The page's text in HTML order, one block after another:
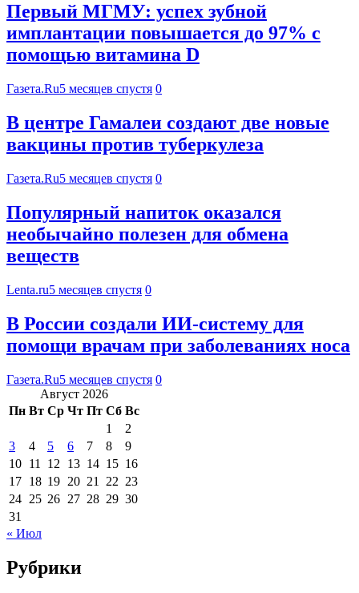
Первый МГМУ: успех зубной
имплантации повышается до 97% с
помощью витамина D
Газета.Ru5 месяцев спустя 0
В центре Гамалеи создают две новые
вакцины против туберкулеза
Газета.Ru5 месяцев спустя 0
Популярный напиток оказался
необычайно полезен для обмена
веществ
Lenta.ru5 месяцев спустя 0
В России создали ИИ-систему для
помощи врачам при заболеваниях носа
Газета.Ru5 месяцев спустя 0
Август 2026
Пн Вт Ср Чт Пт Сб Вс
1
2
3
4 5 6 7 8
9
10 11 12 13 14 15 16
17 18 19 20 21 22 23
24 25 26 27 28 29 30
31
« Июл
Рубрики